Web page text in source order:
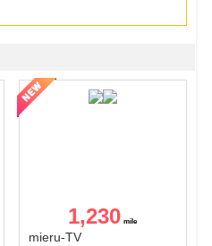
1,230
mieru-TV